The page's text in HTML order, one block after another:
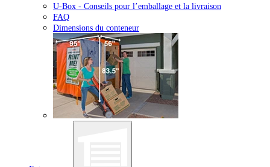
U-Box - Conseils pour l’emballage et la livraison
FAQ
Dimensions du conteneur